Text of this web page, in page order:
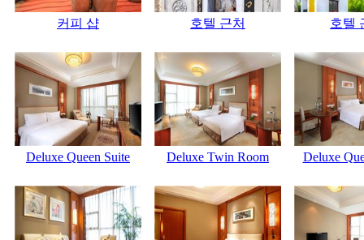
커피 샵 호텔 근처 호텔
Deluxe Queen Suite Deluxe Twin Room Deluxe